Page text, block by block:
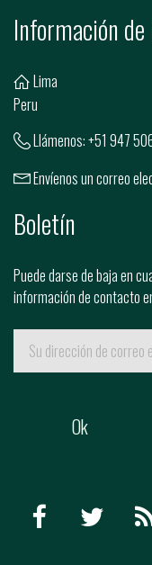
Información
Lima
Peru
Llámenos:+51 947
Envíenos un correo
Boletín
Puede darse de baja en
información de contacto